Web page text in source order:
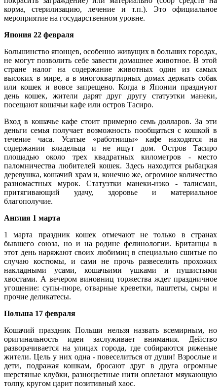
корма, стерилизацию, лечение и т.п.). Это официальное
мероприятие на государственном уровне.
Япония 22 февраля
Большинство японцев, особенно живущих в больших городах,
не могут позволить себе завести домашнее животное. В этой
стране налог на содержание животных один из самых
высоких в мире, а в многоквартирных домах держать собак
или кошек и вовсе запрещено. Когда в Японии празднуют
день кошек, жители дарят друг другу статуэтки манеки,
посещают кошачьи кафе или остров Тасиро.
Вход в кошачье кафе стоит примерно семь долларов. За эти
деньги семья получает возможность пообщаться с кошкой в
течение часа. Усатые «работницы» кафе находятся на
содержании владельца и не ищут дом. Остров Тасиро
площадью около трех квадратных километров - место
паломничества любителей кошек. Здесь находится рыбацкая
деревушка, кошачий храм и, конечно же, огромное количество
разномастных мурок. Статуэтки манеки-нэко - талисман,
притягивающий удачу, здоровье и материальное
благополучие.
Англия 1 марта
1 марта праздник кошек отмечают не только в странах
бывшего союза, но и на родине фелинологии. Британцы в
этот день наряжают своих любимиц в специально сшитые по
случаю костюмы, и сами не прочь развеселить прохожих
накладными усами, кошачьими ушками и пушистыми
хвостами. А вечером виновниц торжества ждет праздничное
угощение: супы-пюре, отварные креветки, паштеты, сыры и
прочие деликатесы.
Польша 17 февраля
Кошачий праздник Польши нельзя назвать всемирным, но
оригинальность идеи заслуживает внимания. Действо
разворачивается на улицах города, где собираются ряженые
жители. Цель у них одна - повеселиться от души! Взрослые и
дети, подражая кошкам, бросают друг в друга огромные
шерстяные клубки, разноцветные нити оплетают мяукающую
толпу, кругом царит позитивный хаос.